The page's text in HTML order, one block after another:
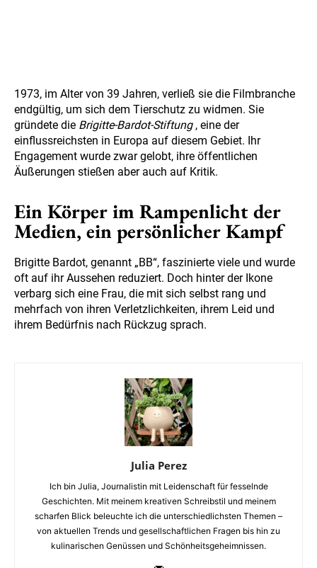
1973, im Alter von 39 Jahren, verließ sie die Filmbranche
endgültig, um sich dem Tierschutz zu widmen. Sie
gründete die Brigitte-Bardot-Stiftung, eine der
einflussreichsten in Europa auf diesem Gebiet. Ihr
Engagement wurde zwar gelobt, ihre öffentlichen
Äußerungen stießen aber auch auf Kritik.
Ein Körper im Rampenlicht der
Medien, ein persönlicher Kampf
Brigitte Bardot, genannt „BB“, faszinierte viele und wurde
oft auf ihr Aussehen reduziert. Doch hinter der Ikone
verbarg sich eine Frau, die mit sich selbst rang und
mehrfach von ihren Verletzlichkeiten, ihrem Leid und
ihrem Bedürfnis nach Rückzug sprach.
Julia Perez
Ich bin Julia, Journalistin mit Leidenschaft für fesselnde
Geschichten. Mit meinem kreativen Schreibstil und meinem
scharfen Blick beleuchte ich die unterschiedlichsten Themen –
von aktuellen Trends und gesellschaftlichen Fragen bis hin zu
kulinarischen Genüssen und Schönheitsgeheimnissen.